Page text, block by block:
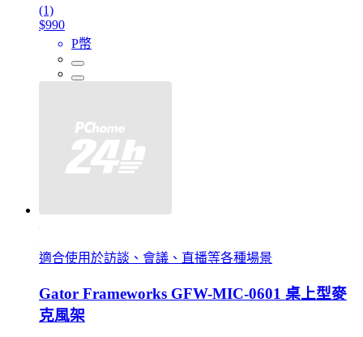
(1)
$990
P幣
適合使用於訪談、會議、直播等各種場景
Gator Frameworks GFW-MIC-0601 桌上型麥
克風架